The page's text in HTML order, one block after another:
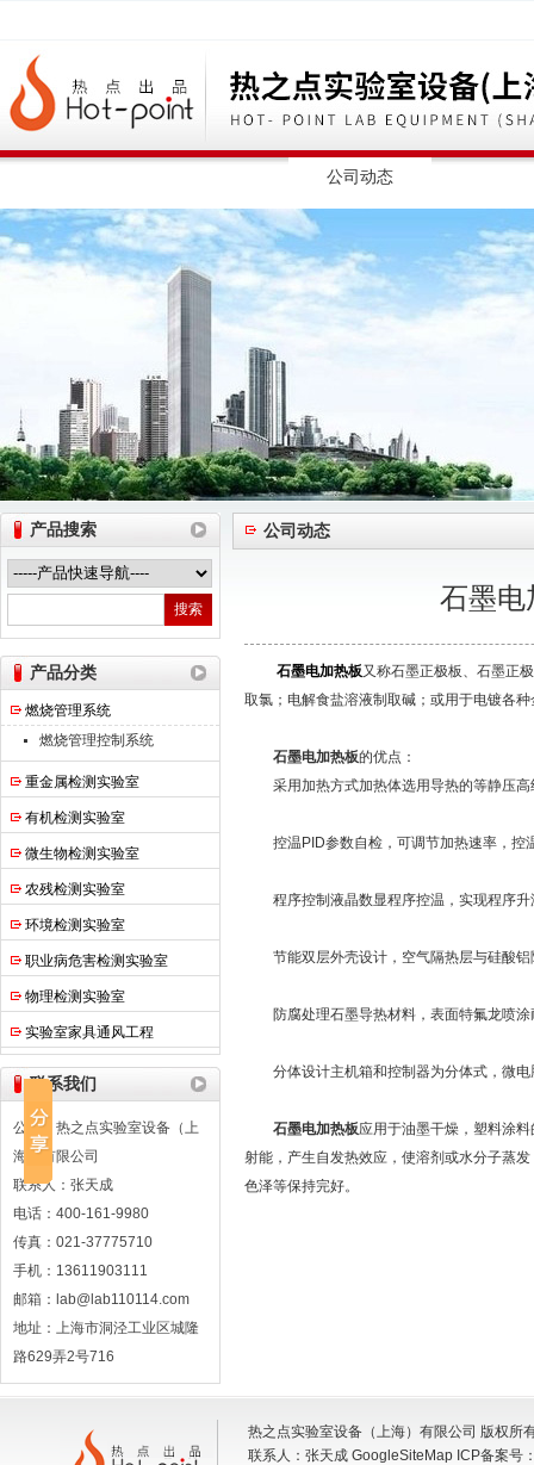
热之点实验室设备（上海）有限公司
公司动态
产品搜索
产品分类
燃烧管理系统
燃烧管理控制系统
重金属检测实验室
有机检测实验室
微生物检测实验室
农残检测实验室
环境检测实验室
职业病危害检测实验室
物理检测实验室
实验室家具通风工程
联系我们
公司：热之点实验室设备（上
海）有限公司
联系人：张天成
电话：400-161-9980
传真：021-37775710
手机：13611903111
邮箱：lab@lab110114.com
地址：上海市洞泾工业区城隆
路629弄2号716
公司动态
石墨电
石墨电加热板又称石墨正极板、石墨正
取氯；电解食盐溶液制取碱；或用于电镀各
石墨电加热板的优点：
采用加热方式加热体选用导热的等静压高
控温PID参数自检，可调节加热速率，控
程序控制液晶数显程序控温，实现程序升
节能双层外壳设计，空气隔热层与硅酸铝
防腐处理石墨导热材料，表面特氟龙喷涂
分体设计主机箱和控制器为分体式，微电
石墨电加热板应用于油墨干燥，塑料涂
射能，产生自发热效应，使溶剂或水分子蒸
色泽等保持完好。
热之点实验室设备（上海）有限公司 版权
联系人：张天成 GoogleSiteMap ICP备案号